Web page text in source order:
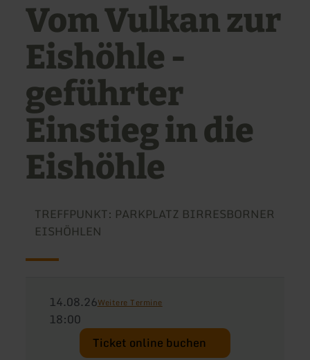
Vom Vulkan zur
Eishöhle -
geführter
Einstieg in die
Eishöhle
TREFFPUNKT: PARKPLATZ BIRRESBORNER
EISHÖHLEN
14.08.26Weitere Termine
18:00
Ticket online buchen